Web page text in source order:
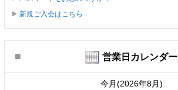
新規ご入会はこちら
営業日カレンダー
今月(2026年8月)